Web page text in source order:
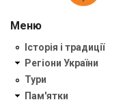
Меню
Історія і традиції
Регіони України
Тури
Пам'ятки